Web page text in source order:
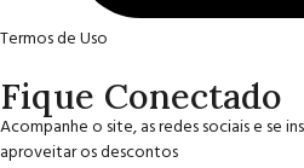
Termos de Uso
Fique Conectado
Acompanhe o site, as redes sociais e se
aproveitar os descontos